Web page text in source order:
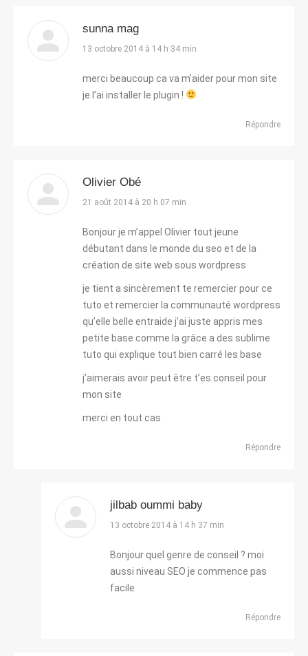
sunna mag
dit
13 octobre 2014 à 14 h 34 min
merci beaucoup ca va m’aider pour mon site
je l’ai installer le plugin !
Répondre
Olivier Obé
dit
21 août 2014 à 20 h 07 min
Bonjour je m’appel Olivier tout jeune
débutant dans le monde du seo et de la
création de site web sous wordpress
je tient a sincèrement te remercier pour ce
tuto et remercier la communauté wordpress
qu’elle belle entraide j’ai juste appris mes
petite base comme la grâce a des sublime
tuto qui explique tout bien carré les base
j’aimerais avoir peut être t’es conseil pour
mon site
merci en tout cas
Répondre
jilbab oummi baby
dit
13 octobre 2014 à 14 h 37 min
Bonjour quel genre de conseil ? moi
aussi niveau SEO je commence pas
facile
Répondre